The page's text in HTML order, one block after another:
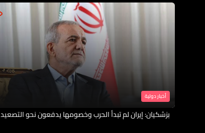
أخبار دولية
بزشكيان: إيران لم تبدأ الحرب وخصومها يدفعون نحو التصعيد